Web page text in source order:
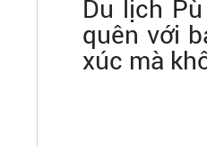
Du lịch
quên với
xúc